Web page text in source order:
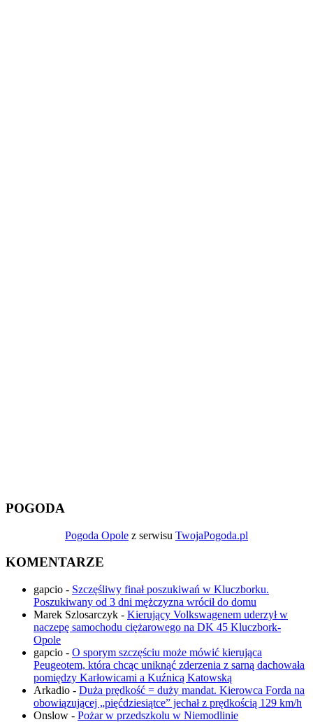
POGODA
Pogoda Opole z serwisu TwojaPogoda.pl
KOMENTARZE
gapcio - Szczęśliwy finał poszukiwań w Kluczborku.
Poszukiwany od 3 dni mężczyzna wrócił do domu
Marek Szlosarczyk - Kierujący Volkswagenem uderzył w
naczepę samochodu ciężarowego na DK 45 Kluczbork-
Opole
gapcio - O sporym szczęściu może mówić kierująca
Peugeotem, która chcąc uniknąć zderzenia z sarną dachowała
pomiędzy Karłowicami a Kuźnicą Katowską
Arkadio - Duża prędkość = duży mandat. Kierowca Forda na
obowiązującej „pięćdziesiątce” jechał z prędkością 129 km/h
Onslow - Pożar w przedszkolu w Niemodlinie